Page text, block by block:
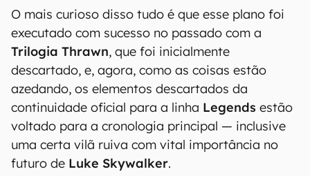
O mais curioso disso tudo é que esse plano foi
executado com sucesso no passado com a
Trilogia Thrawn, que foi inicialmente
descartado, e, agora, como as coisas estão
azedando, os elementos descartados da
continuidade oficial para a linha Legends estão
voltado para a cronologia principal — inclusive
uma certa vilã ruiva com vital importância no
futuro de Luke Skywalker.